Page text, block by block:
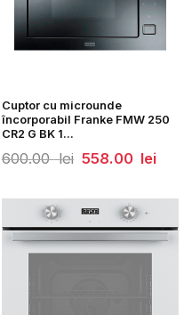
Cuptor cu microunde
încorporabil Franke FMW 250
CR2 G BK 1...
600.00lei Prețul
inițial
600.00
lei.
558.00 leiPrețul
curent
lei.